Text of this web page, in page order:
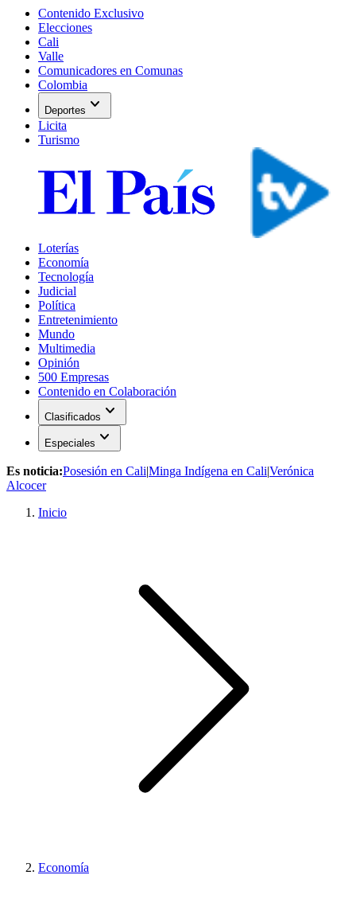
Contenido Exclusivo
Elecciones
Cali
Valle
Comunicadores en Comunas
Colombia
Deportes expand_more
Licita
Turismo
Loterías
Economía
Tecnología
Judicial
Política
Entretenimiento
Mundo
Multimedia
Opinión
500 Empresas
Contenido en Colaboración
Clasificados expand_more
Especiales expand_more
Es noticia:Posesión en Cali|Minga Indígena en Cali|Verónica
Alcocer
Inicio
Economía